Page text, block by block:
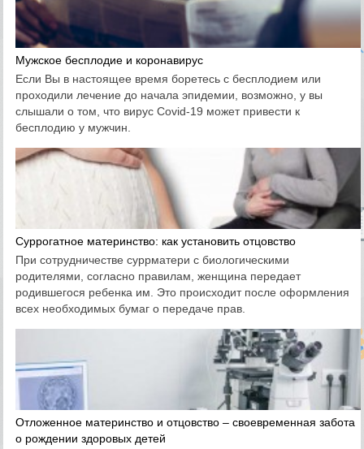
Мужское бесплодие и коронавирус
Если Вы в настоящее время боретесь с бесплодием или
проходили лечение до начала эпидемии, возможно, у вы
слышали о том, что вирус Covid-19 может привести к
бесплодию у мужчин.
Суррогатное материнство: как установить отцовство
При сотрудничестве суррматери с биологическими
родителями, согласно правилам, женщина передает
родившегося ребенка им. Это происходит после оформления
всех необходимых бумаг о передаче прав.
Отложенное материнство и отцовство – своевременная забота
о рождении здоровых детей